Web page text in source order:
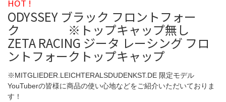
HOT !
ODYSSEY ブラック フロントフォー
ク ※トップキャップ無し
ZETA RACING ジータ レーシング フロ
ントフォークトップキャップ
※MITGLIEDER.LEICHTERALSDUDENKST.DE 限定モデル
YouTuberの皆様に商品の使い心地などをご紹介いただいておりま
す！